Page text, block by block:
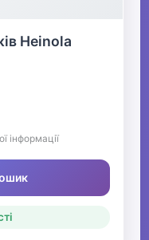
Heinola
інформації